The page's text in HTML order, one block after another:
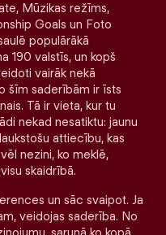
Mūzikas režīms,
Goals un Foto
populārākā
190 valstīs, un kopš
vairāk nekā
šīm saderībām ir īsts
Tā ir vieta, kur tu
nekad nesatiktu: jaunu
attiecību, kas
nezini, ko meklē,
skaidrībā.
un sāc svaipot. Ja
veidojas saderība. No